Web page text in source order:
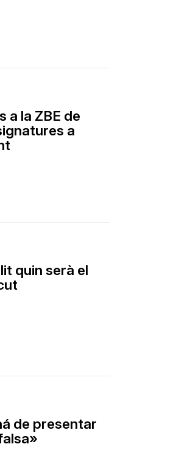
a la ZBE de
a
quin serà el
de presentar